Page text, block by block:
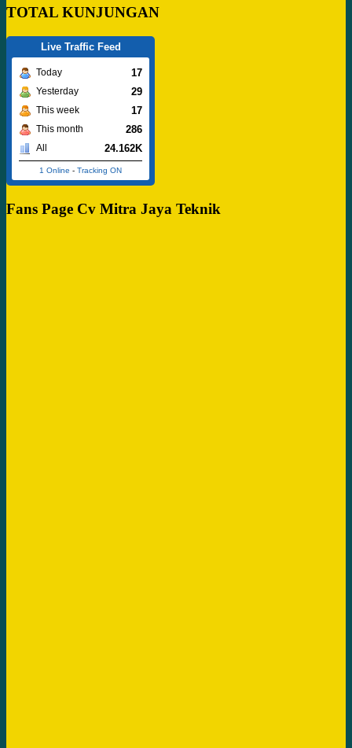
TOTAL KUNJUNGAN
Live Traffic Feed
Today 17
Yesterday 29
This week 17
This month 286
All 24.162K
1 Online - Tracking ON
Fans Page Cv Mitra Jaya Teknik